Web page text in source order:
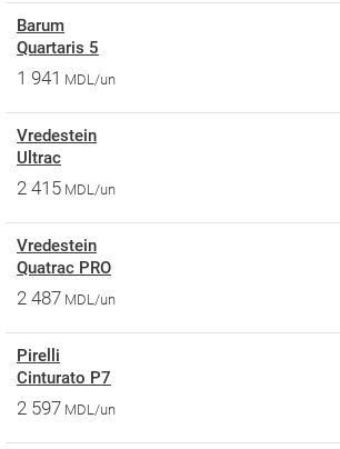
Barum
Quartaris 5
1 941 MDL/un
Vredestein
Ultrac
2 415 MDL/un
Vredestein
Quatrac PRO
2 487 MDL/un
Pirelli
Cinturato P7
2 597 MDL/un